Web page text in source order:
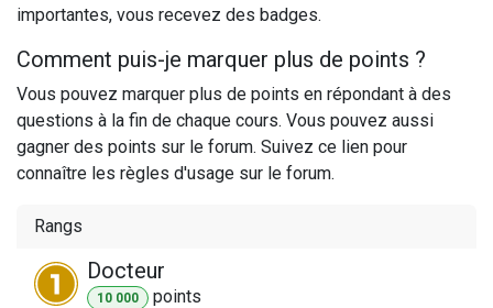
importantes, vous recevez des badges.
Comment puis-je marquer plus de points ?
Vous pouvez marquer plus de points en répondant à des
questions à la fin de chaque cours. Vous pouvez aussi
gagner des points sur le forum. Suivez ce lien pour
connaître les règles d'usage sur le forum.
Rangs
Docteur
10 000 points